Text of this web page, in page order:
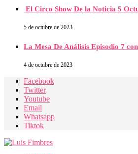
El Circo Show De la Noticia 5
5 de octubre de 2023
La Mesa De Análisis Episodio 7
4 de octubre de 2023
Facebook
Twitter
Youtube
Email
Whatsapp
Tiktok